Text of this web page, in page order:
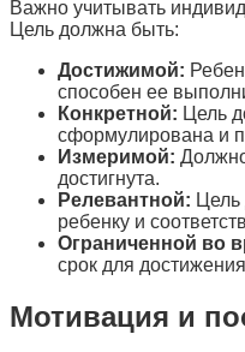
Важно учитывать
Цель должна быть:
Достижимой:
способен ее
Конкретной: Цель
сформулирована и
Измеримой:
достигнута.
Релевантной:
ребенку и
Ограниченной во
срок для
Мотивация и